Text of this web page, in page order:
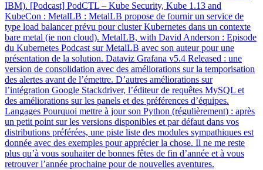
IBM). [Podcast] PodCTL – Kube Security, Kube 1.13 and
KubeCon : MetalLB : MetalLB propose de fournir un service de
type load balancer prévu pour cluster Kubernetes dans un contexte
bare metal (ie non cloud). MetalLB, with David Anderson : Episode
du Kubernetes Podcast sur MetalLB avec son auteur pour une
présentation de la solution. Dataviz Grafana v5.4 Released : une
version de consolidation avec des améliorations sur la temporisation
des alertes avant de l’émettre. D’autres améliorations sur
l’intégration Google Stackdriver, l’éditeur de requêtes MySQL et
des améliorations sur les panels et des préférences d’équipes.
Langages Pourquoi mettre à jour son Python (régulièrement) : après
un petit point sur les versions disponibles et par défaut dans vos
distributions préférées, une piste liste des modules sympathiques est
donnée avec des exemples pour apprécier la chose. Il ne me reste
plus qu’à vous souhaiter de bonnes fêtes de fin d’année et à vous
retrouver l’année prochaine pour de nouvelles aventures.